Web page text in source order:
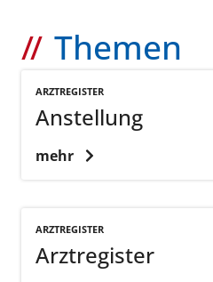
Themen
ARZTREGISTER
Anstellung
mehr
ARZTREGISTER
Arztregister